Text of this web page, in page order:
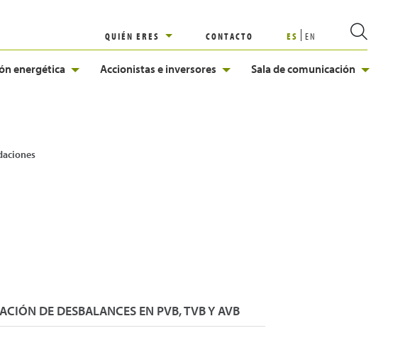
QUIÉN ERES CONTACTO ES EN
energética Accionistas e inversores Sala de comunicación
DE DESBALANCES EN PVB, TVB Y AVB